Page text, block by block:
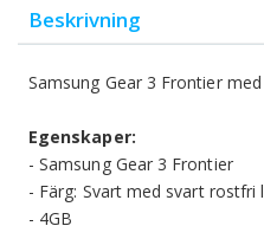
Beskrivning
Samsung Gear 3 Frontier
Egenskaper:
- Samsung Gear 3 Frontier
- Färg: Svart med svart rostfri
- 4GB